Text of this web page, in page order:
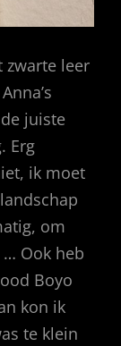
zwarte leer
juiste
Erg
ik moet
om
Ook heb
Boyo
kon ik
te klein